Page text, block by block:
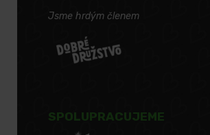
Jsme hrdým členem
SPOLUPRACUJEME